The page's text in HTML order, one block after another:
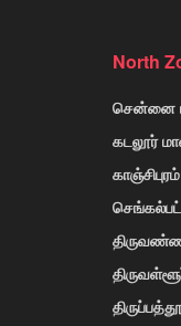
North
சென்னை
கடலூர்